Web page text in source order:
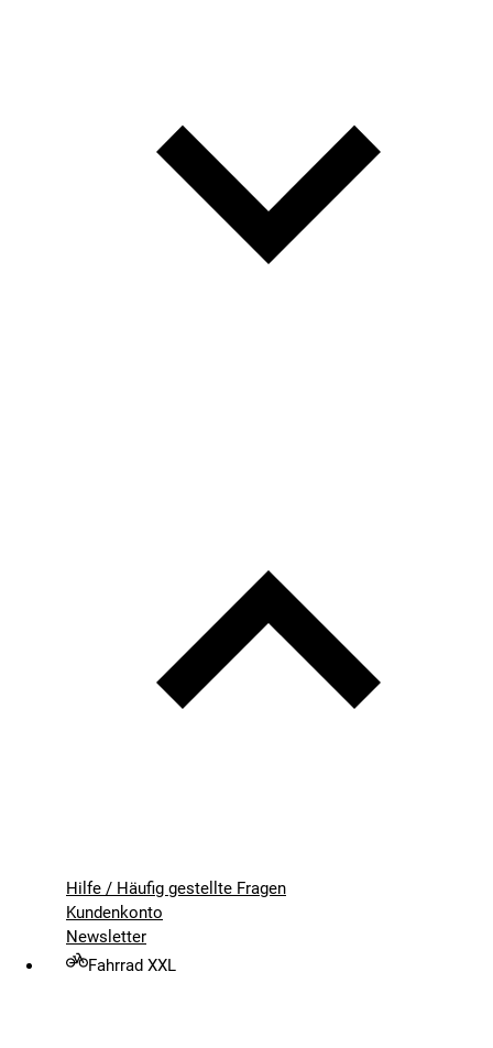
Hilfe / Häufig gestellte Fragen
Kundenkonto
Newsletter
Fahrrad XXL